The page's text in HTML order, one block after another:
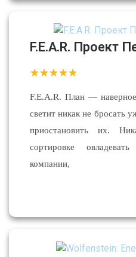
F.E.A.R. Проект
F.E.A.R. План —
светит никак не бросать
приостановить их.
сортировке
компании,